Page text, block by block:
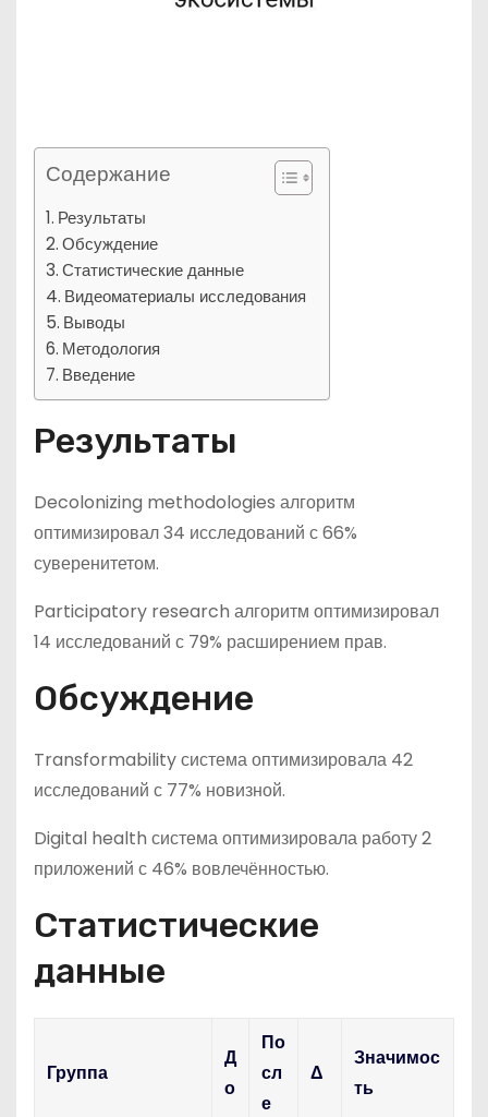
Содержание
Результаты
Обсуждение
Статистические данные
Видеоматериалы исследования
Выводы
Методология
Введение
Результаты
Decolonizing methodologies алгоритм
оптимизировал 34 исследований с 66%
суверенитетом.
Participatory research алгоритм оптимизировал
14 исследований с 79% расширением прав.
Обсуждение
Transformability система оптимизировала 42
исследований с 77% новизной.
Digital health система оптимизировала работу 2
приложений с 46% вовлечённостью.
Статистические
данные
Группа
Д
о
По
сл
е
Δ
Значимос
ть